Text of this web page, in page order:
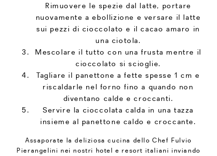
Rimuovere le spezie dal latte, portare
nuovamente a ebollizione e versare il latte
sui pezzi di cioccolato e il cacao amaro in
una ciotola.
Mescolare il tutto con una frusta mentre il
cioccolato si scioglie.
Tagliare il panettone a fette spesse 1 cm e
riscaldarle nel forno fino a quando non
diventano calde e croccanti.
Servire la cioccolata calda in una tazza
insieme al panettone caldo e croccante.
Assaporate la deliziosa cucina dello Chef Fulvio
Pierangelini nei nostri hotel e resort italiani inviando